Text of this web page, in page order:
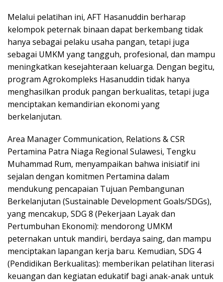
Melalui pelatihan ini, AFT Hasanuddin berharap
kelompok peternak binaan dapat berkembang tidak
hanya sebagai pelaku usaha pangan, tetapi juga
sebagai UMKM yang tangguh, profesional, dan mampu
meningkatkan kesejahteraan keluarga. Dengan begitu,
program Agrokompleks Hasanuddin tidak hanya
menghasilkan produk pangan berkualitas, tetapi juga
menciptakan kemandirian ekonomi yang
berkelanjutan.
Area Manager Communication, Relations & CSR
Pertamina Patra Niaga Regional Sulawesi, Tengku
Muhammad Rum, menyampaikan bahwa inisiatif ini
sejalan dengan komitmen Pertamina dalam
mendukung pencapaian Tujuan Pembangunan
Berkelanjutan (Sustainable Development Goals/SDGs),
yang mencakup, SDG 8 (Pekerjaan Layak dan
Pertumbuhan Ekonomi): mendorong UMKM
peternakan untuk mandiri, berdaya saing, dan mampu
menciptakan lapangan kerja baru. Kemudian, SDG 4
(Pendidikan Berkualitas): memberikan pelatihan literasi
keuangan dan kegiatan edukatif bagi anak-anak untuk